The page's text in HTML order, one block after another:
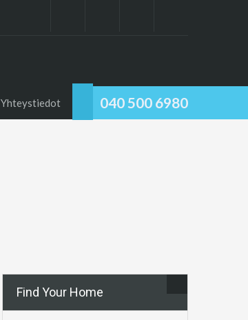
040 500 6980
Yhteystiedot
Find Your Home